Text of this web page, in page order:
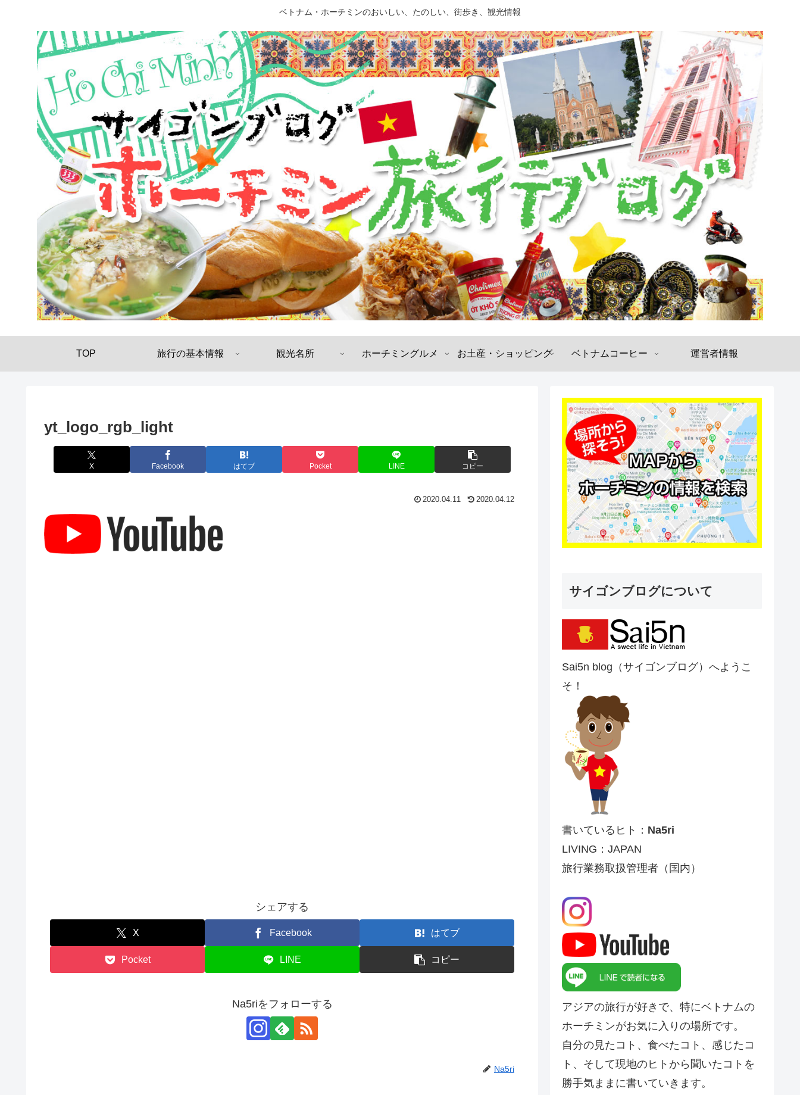
ベトナム・ホーチミンのおいしい、たのしい、街歩き、観光情報
TOP 旅行の基本情報 観光名所 ホーチミングルメ お土産・ショッピング ベトナムコーヒー 運営者情報
yt_logo_rgb_light
X Facebook はてブ Pocket LINE コピー
2020.04.11 2020.04.12
シェアする
X Facebook はてブ
Pocket LINE コピー
Na5riをフォローする
Na5ri
サイゴンブログについて
Sai5n blog（サイゴンブログ）へようこ
そ！
書いているヒト： Na5ri
LIVING：JAPAN
旅行業務取扱管理者（国内）
アジアの旅行が好きで、特にベトナムの
ホーチミンがお気に入りの場所です。
自分の見たコト、食べたコト、感じたコ
ト、そして現地のヒトから聞いたコトを
勝手気ままに書いていきます。